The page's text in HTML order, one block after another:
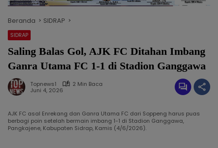
Beranda SIDRAP
SIDRAP
Saling Balas Gol, AJK FC Ditahan Imbang
Ganra Utama FC 1-1 di Stadion Ganggawa
Topnews1
2 Min Baca
Juni 4, 2026
AJK FC asal Enrekang dan Ganra Utama FC dari Soppeng harus puas
berbagi poin setelah bermain imbang 1-1 di Stadion Ganggawa,
Pangkajene, Kabupaten Sidrap, Kamis (4/6/2026).